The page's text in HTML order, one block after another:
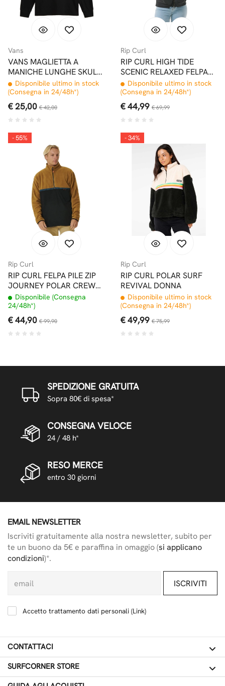
Vans
VANS MAGLIETTA A
MANICHE LUNGHE SKULL
SAUCER
Disponibile ultimo in stock
(Consegna in 24/48h*)
€ 25,00 € 42,00
Rip Curl
RIP CURL HIGH TIDE
SCENIC RELAXED FELPA
CON ZIP E CAPPUCCIO
DONNA WASHED BLACK
Disponibile ultimo in stock
(Consegna in 24/48h*)
€ 44,99 € 69,99
- 55%
Rip Curl
RIP CURL FELPA PILE ZIP
JOURNEY POLAR CREW
BLACK
Disponibile (Consegna
24/48h*)
€ 44,90 € 99,90
- 34%
Rip Curl
RIP CURL POLAR SURF
REVIVAL DONNA
Disponibile ultimo in stock
(Consegna in 24/48h*)
€ 49,99 € 75,99
SPEDIZIONE GRATUITA
Sopra 80€ di spesa*
CONSEGNA VELOCE
24 / 48 h*
RESO MERCE
entro 30 giorni
EMAIL NEWSLETTER
Iscriviti gratuitamente alla nostra newsletter, subito per
te un buono da 5€ e paraffina in omaggio (si applicano
condizioni)*.
ISCRIVITI
Accetto trattamento dati personali (Link)
CONTATTACI
SURFCORNER STORE